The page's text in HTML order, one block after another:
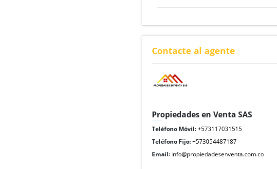
Contacte al agente
Propiedades en Venta SAS
Teléfono Móvil:+573117031515
Teléfono Fijo:+573054487187
Email: info@propiedadesenventa.com.co